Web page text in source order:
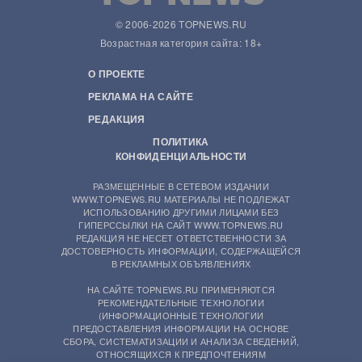
© 2006-2026 TOPNEWS.RU
Возрастная категория сайта: 18+
О ПРОЕКТЕ
РЕКЛАМА НА САЙТЕ
РЕДАКЦИЯ
ПОЛИТИКА
КОНФИДЕНЦИАЛЬНОСТИ
РАЗМЕЩЕННЫЕ В СЕТЕВОМ ИЗДАНИИ
WWW.TOPNEWS.RU МАТЕРИАЛЫ НЕ ПОДЛЕЖАТ
ИСПОЛЬЗОВАНИЮ ДРУГИМИ ЛИЦАМИ БЕЗ
ГИПЕРССЫЛКИ НА САЙТ WWW.TOPNEWS.RU
РЕДАКЦИЯ НЕ НЕСЕТ ОТВЕТСТВЕННОСТИ ЗА
ДОСТОВЕРНОСТЬ ИНФОРМАЦИИ, СОДЕРЖАЩЕЙСЯ
В РЕКЛАМНЫХ ОБЪЯВЛЕНИЯХ
НА САЙТЕ TOPNEWS.RU ПРИМЕНЯЮТСЯ
РЕКОМЕНДАТЕЛЬНЫЕ ТЕХНОЛОГИИ
(ИНФОРМАЦИОННЫЕ ТЕХНОЛОГИИ
ПРЕДОСТАВЛЕНИЯ ИНФОРМАЦИИ НА ОСНОВЕ
СБОРА, СИСТЕМАТИЗАЦИИ И АНАЛИЗА СВЕДЕНИЙ,
ОТНОСЯЩИХСЯ К ПРЕДПОЧТЕНИЯМ